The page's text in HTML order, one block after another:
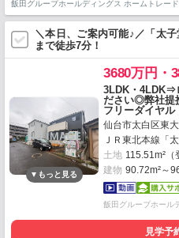
飯田グループホールディングス ホームトレー
＼本日、ご案内可能♪／「
まで徒歩7分！
3680万円・
3LDK・4LDK⇒
ださい◎弊社提
フリーダイヤル
仙台市太白区東
ＪＲ東北本線「
土地 115.51m²（
建物 90.72m²～
飯田グループホー
見学予